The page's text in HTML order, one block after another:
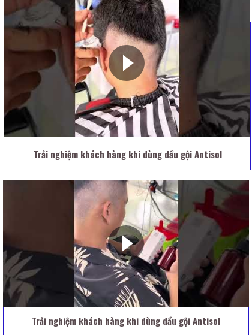
Trải nghiệm khách hàng khi dùng dầu gội Antisol
Trải nghiệm khách hàng khi dùng dầu gội Antisol